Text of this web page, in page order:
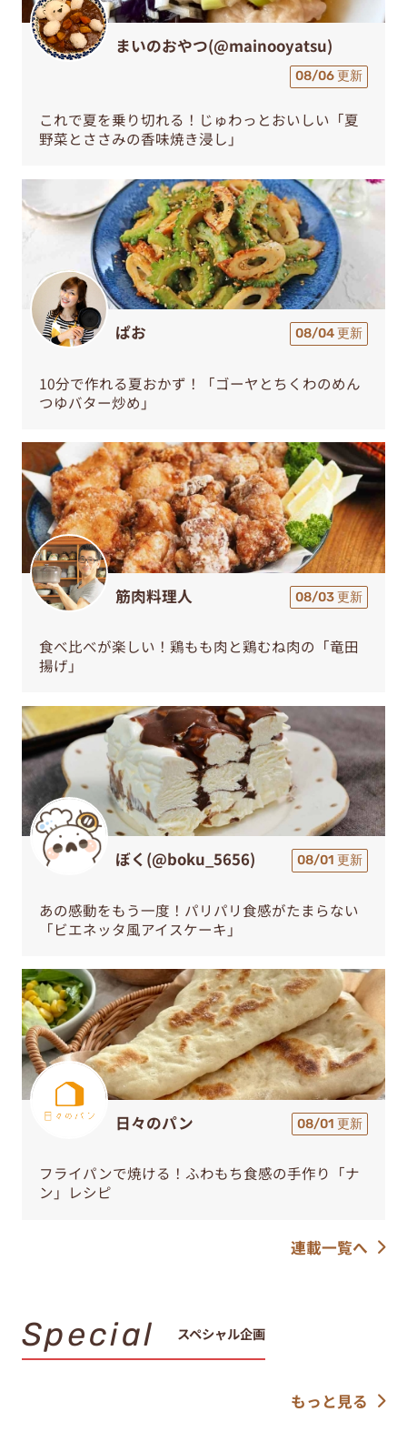
まいのおやつ(@mainooyatsu)
08/06 更新
これで夏を乗り切れる！じゅわっとおいしい「夏
野菜とささみの香味焼き浸し」
ぱお 08/04 更新
10分で作れる夏おかず！「ゴーヤとちくわのめん
つゆバター炒め」
筋肉料理人 08/03 更新
食べ比べが楽しい！鶏もも肉と鶏むね肉の「竜田
揚げ」
ぼく(@boku_5656) 08/01 更新
あの感動をもう一度！パリパリ食感がたまらない
「ビエネッタ風アイスケーキ」
日々のパン 08/01 更新
フライパンで焼ける！ふわもち食感の手作り「ナ
ン」レシピ
連載一覧へ
Special スペシャル企画
もっと見る